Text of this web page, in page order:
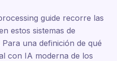
guide recorre las
estos sistemas de
una definición de qué
con IA moderna de los